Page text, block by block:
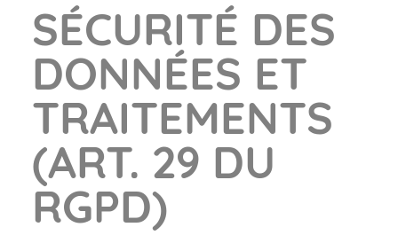
SÉCURITÉ DES
DONNÉES ET
TRAITEMENTS
(ART. 29 DU
RGPD)